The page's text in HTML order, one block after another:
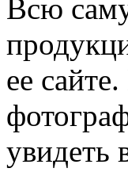
Всю
ее
увидеть